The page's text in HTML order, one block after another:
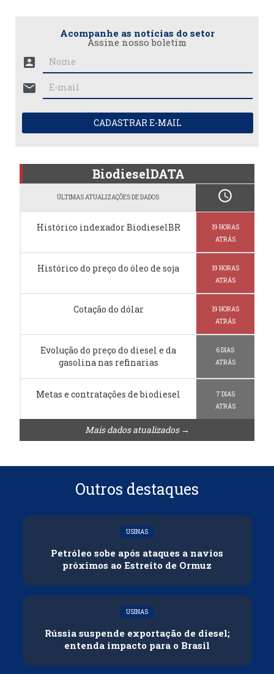
Acompanhe as notícias do setor
Assine nosso boletim
account_box
mail
CADASTRAR E-MAIL
BiodieselDATA
ÚLTIMAS ATUALIZAÇÕES DE DADOS schedule
Histórico indexador BiodieselBR
19 HORAS
ATRÁS
Histórico do preço do óleo de soja
19 HORAS
ATRÁS
Cotação do dólar
19 HORAS
ATRÁS
Evolução do preço do diesel e da
gasolina nas refinarias
6 DIAS
ATRÁS
Metas e contratações de biodiesel
7 DIAS
ATRÁS
Mais dados atualizados →
Outros destaques
USINAS
Petróleo sobe após ataques a navios
próximos ao Estreito de Ormuz
USINAS
Rússia suspende exportação de diesel;
entenda impacto para o Brasil